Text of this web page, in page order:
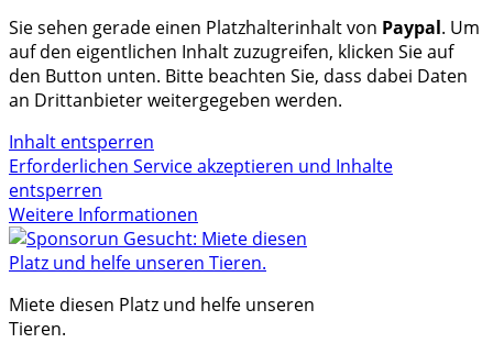
Sie sehen gerade einen Platzhalterinhalt von Paypal. Um
auf den eigentlichen Inhalt zuzugreifen, klicken Sie auf
den Button unten. Bitte beachten Sie, dass dabei Daten
an Drittanbieter weitergegeben werden.
Inhalt entsperren
Erforderlichen Service akzeptieren und Inhalte
entsperren
Weitere Informationen
Miete diesen Platz und helfe unseren
Tieren.